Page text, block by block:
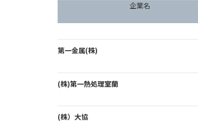
企業名
第一金属(株)
(株)第一熱処理室蘭
(株）大協